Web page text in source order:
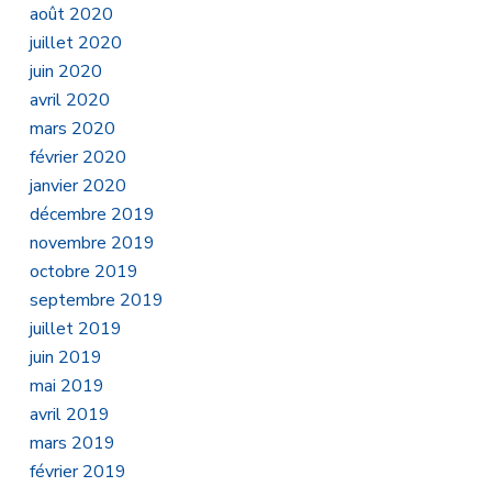
août 2020
juillet 2020
juin 2020
avril 2020
mars 2020
février 2020
janvier 2020
décembre 2019
novembre 2019
octobre 2019
septembre 2019
juillet 2019
juin 2019
mai 2019
avril 2019
mars 2019
février 2019